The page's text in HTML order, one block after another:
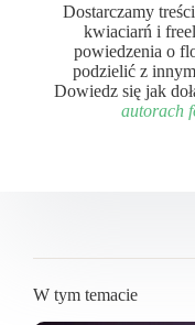
Dostarczamy
kwiaciarń i
powiedzenia o
podzielić z
Dowiedz się jak
autorach
W tym temacie